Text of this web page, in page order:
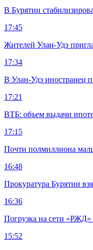
В Бурятии
17:45
Жителей Улан-Удэ
17:34
В Улан-Удэ иностранец
17:21
ВТБ: объем выдачи
17:15
Почти полмиллиона
16:48
Прокуратура Бурятии
16:36
Погрузка на сети «РЖД»
15:52